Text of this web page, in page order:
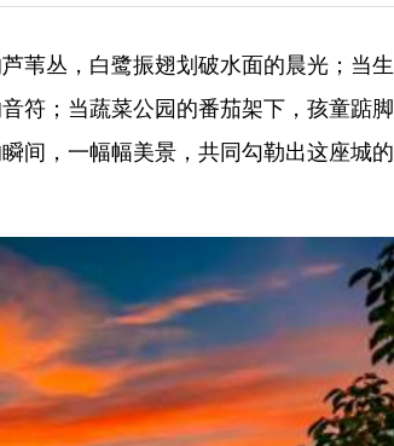
苇丛，白鹭振翅划破水面的晨光；当生
符；当蔬菜公园的番茄架下，孩童踮脚
间，一幅幅美景，共同勾勒出这座城的